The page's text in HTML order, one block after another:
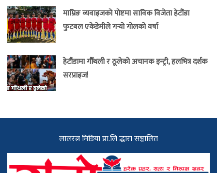
माम्रिङ व्यवाइजको पोष्टमा साविक विजेता हेटौंडा
फुटबल एकेडेमीले गर्‍यो गोलको वर्षा
हेटौंडामा गौँथली र ठूलेको अचानक इन्ट्री, हलभित्र दर्शक
सरप्राइज!
लालरत्न मिडिया प्रा.लि द्धारा सञ्चालित